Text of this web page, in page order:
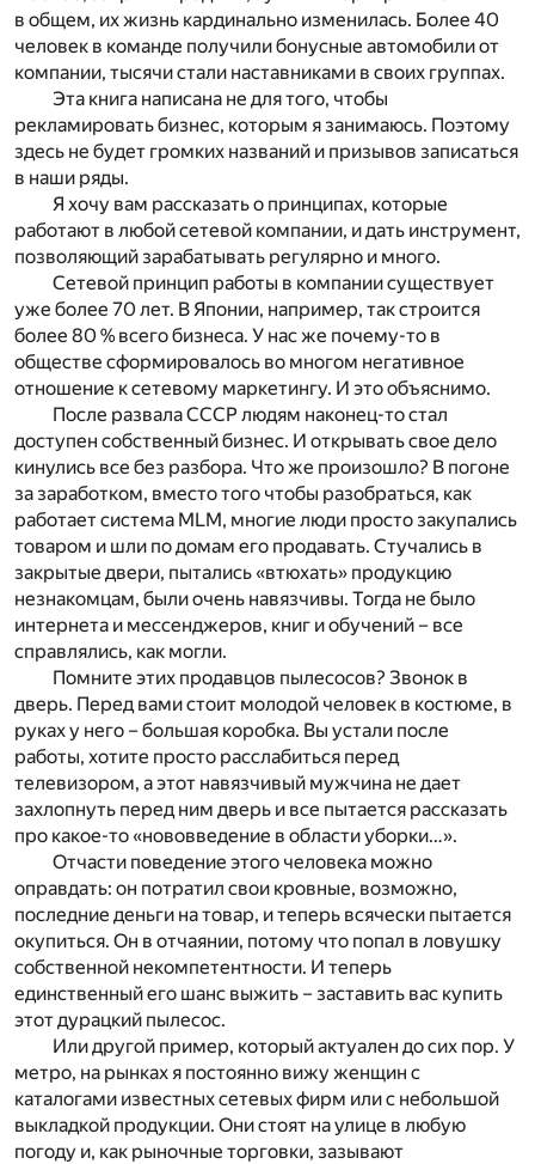
в общем, их жизнь кардинально изменилась. Более 40
человек в команде получили бонусные автомобили от
компании, тысячи стали наставниками в своих группах.
Эта книга написана не для того, чтобы
рекламировать бизнес, которым я занимаюсь. Поэтому
здесь не будет громких названий и призывов записаться
в наши ряды.
Я хочу вам рассказать о принципах, которые
работают в любой сетевой компании, и дать инструмент,
позволяющий зарабатывать регулярно и много.
Сетевой принцип работы в компании существует
уже более 70 лет. В Японии, например, так строится
более 80 % всего бизнеса. У нас же почему-то в
обществе сформировалось во многом негативное
отношение к сетевому маркетингу. И это объяснимо.
После развала СССР людям наконец-то стал
доступен собственный бизнес. И открывать свое дело
кинулись все без разбора. Что же произошло? В погоне
за заработком, вместо того чтобы разобраться, как
работает система MLM, многие люди просто закупались
товаром и шли по домам его продавать. Стучались в
закрытые двери, пытались «втюхать» продукцию
незнакомцам, были очень навязчивы. Тогда не было
интернета и мессенджеров, книг и обучений – все
справлялись, как могли.
Помните этих продавцов пылесосов? Звонок в
дверь. Перед вами стоит молодой человек в костюме, в
руках у него – большая коробка. Вы устали после
работы, хотите просто расслабиться перед
телевизором, а этот навязчивый мужчина не дает
захлопнуть перед ним дверь и все пытается рассказать
про какое-то «нововведение в области уборки…».
Отчасти поведение этого человека можно
оправдать: он потратил свои кровные, возможно,
последние деньги на товар, и теперь всячески пытается
окупиться. Он в отчаянии, потому что попал в ловушку
собственной некомпетентности. И теперь
единственный его шанс выжить – заставить вас купить
этот дурацкий пылесос.
Или другой пример, который актуален до сих пор. У
метро, на рынках я постоянно вижу женщин с
каталогами известных сетевых фирм или с небольшой
выкладкой продукции. Они стоят на улице в любую
погоду и, как рыночные торговки, зазывают